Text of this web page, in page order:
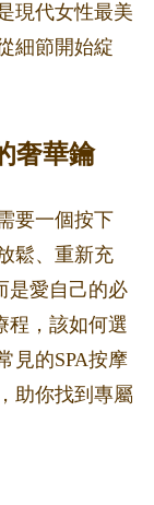
現代女性最美
細節開始綻
奢華鑰
要一個按下
鬆、重新充
是愛自己的必
程，該如何選
見的SPA按摩
助你找到專屬